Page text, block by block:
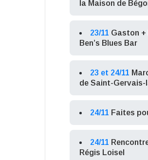
la Maison de
23/11 Gaston +
Ben’s Blues Bar
23 et 24/11
de Saint-Gervais-
24/11 Faites
24/11
Régis Loisel